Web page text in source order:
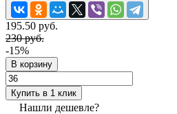
195.50 руб.
230 руб.
-15%
В корзину
Купить в 1 клик
Нашли дешевле?